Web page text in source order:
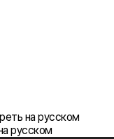
на русском
русском